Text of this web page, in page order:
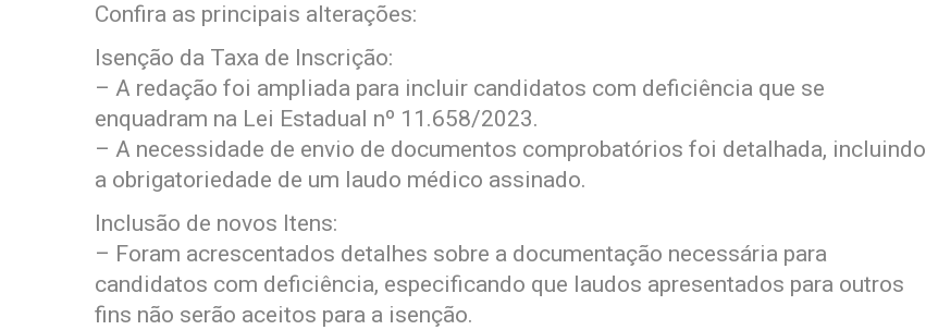
Confira as principais alterações:
Isenção da Taxa de Inscrição:
– A redação foi ampliada para incluir candidatos com deficiência que se
enquadram na Lei Estadual nº 11.658/2023.
– A necessidade de envio de documentos comprobatórios foi detalhada, incluindo
a obrigatoriedade de um laudo médico assinado.
Inclusão de novos Itens:
– Foram acrescentados detalhes sobre a documentação necessária para
candidatos com deficiência, especificando que laudos apresentados para outros
fins não serão aceitos para a isenção.